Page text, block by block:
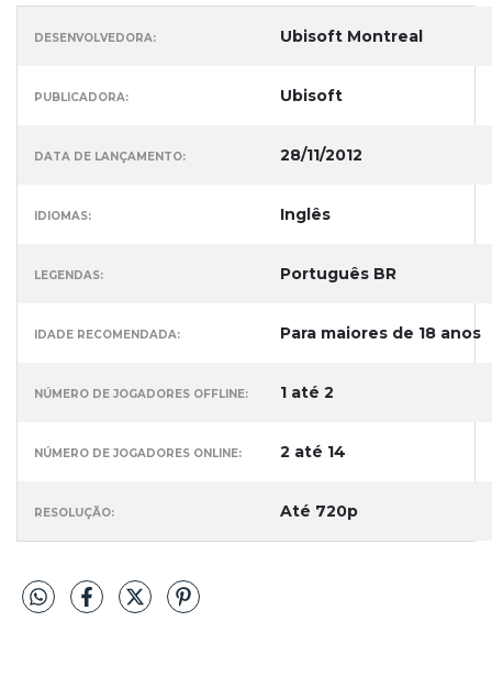
DESENVOLVEDORA: Ubisoft Montreal
PUBLICADORA: Ubisoft
DATA DE LANÇAMENTO: 28/11/2012
IDIOMAS: Inglês
LEGENDAS: Português BR
IDADE RECOMENDADA: Para maiores de 18 anos
NÚMERO DE JOGADORES OFFLINE: 1 até 2
NÚMERO DE JOGADORES ONLINE: 2 até 14
RESOLUÇÃO: Até 720p